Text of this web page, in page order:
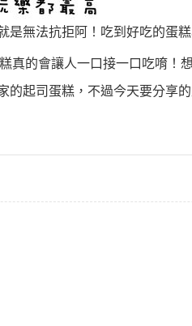
是無法抗拒阿！吃到好吃的蛋
真的會讓人一口接一口吃唷！
的起司蛋糕，不過今天要分享